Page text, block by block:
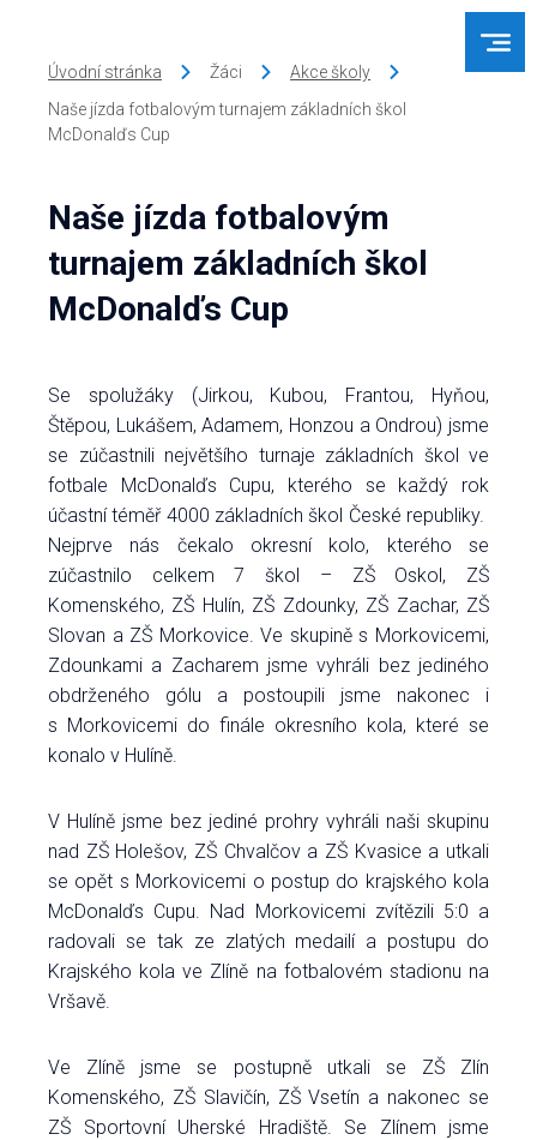
Úvodní stránka Žáci
Akce školy
Naše jízda fotbalovým turnajem základních škol
McDonalďs Cup
Naše jízda fotbalovým
turnajem základních škol
McDonalďs Cup
Se spolužáky (Jirkou, Kubou, Frantou, Hyňou,
Štěpou, Lukášem, Adamem, Honzou a Ondrou) jsme
se zúčastnili největšího turnaje základních škol ve
fotbale McDonalďs Cupu, kterého se každý rok
účastní téměř 4000 základních škol České republiky.
Nejprve nás čekalo okresní kolo, kterého se
zúčastnilo celkem 7 škol – ZŠ Oskol, ZŠ
Komenského, ZŠ Hulín, ZŠ Zdounky, ZŠ Zachar, ZŠ
Slovan a ZŠ Morkovice. Ve skupině s Morkovicemi,
Zdounkami a Zacharem jsme vyhráli bez jediného
obdrženého gólu a postoupili jsme nakonec i
s Morkovicemi do finále okresního kola, které se
konalo v Hulíně.
V Hulíně jsme bez jediné prohry vyhráli naši skupinu
nad ZŠ Holešov, ZŠ Chvalčov a ZŠ Kvasice a utkali
se opět s Morkovicemi o postup do krajského kola
McDonalďs Cupu. Nad Morkovicemi zvítězili 5:0 a
radovali se tak ze zlatých medailí a postupu do
Krajského kola ve Zlíně na fotbalovém stadionu na
Vršavě.
Ve Zlíně jsme se postupně utkali se ZŠ Zlín
Komenského, ZŠ Slavičín, ZŠ Vsetín a nakonec se
ZŠ Sportovní Uherské Hradiště. Se Zlínem jsme